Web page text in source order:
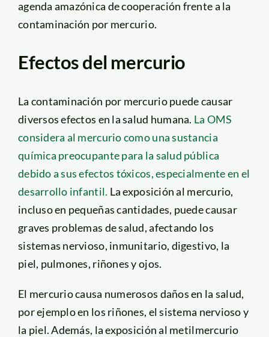
agenda amazónica de cooperación frente a la
contaminación por mercurio.
Efectos del mercurio
La contaminación por mercurio puede causar
diversos efectos en la salud humana. La OMS
considera al mercurio como una sustancia
química preocupante para la salud pública
debido a sus efectos tóxicos, especialmente en el
desarrollo infantil. La exposición al mercurio,
incluso en pequeñas cantidades, puede causar
graves problemas de salud, afectando los
sistemas nervioso, inmunitario, digestivo, la
piel, pulmones, riñones y ojos.
El mercurio causa numerosos daños en la salud,
por ejemplo en los riñones, el sistema nervioso y
la piel. Además, la exposición al metilmercurio